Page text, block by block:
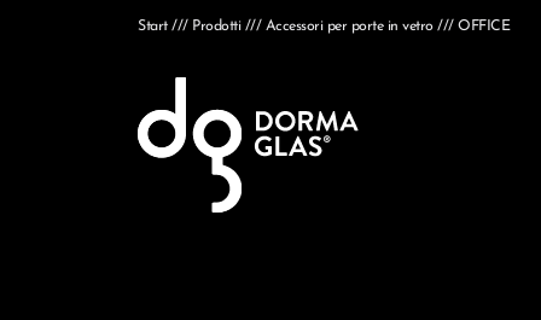
Start Prodotti Accessori per porte in vetro OFFICE